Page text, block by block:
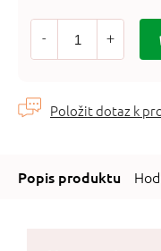
Měrná